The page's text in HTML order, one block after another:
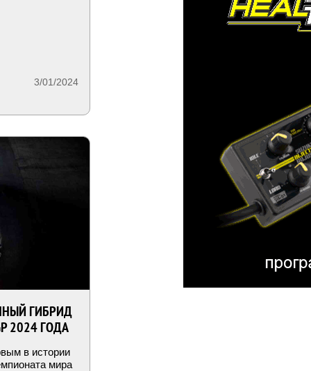
3/01/2024
ГИБРИД
2024 ГОДА
в истории
мира